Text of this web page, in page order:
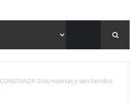
CONSTANZA: Dos muertas y seis heridos